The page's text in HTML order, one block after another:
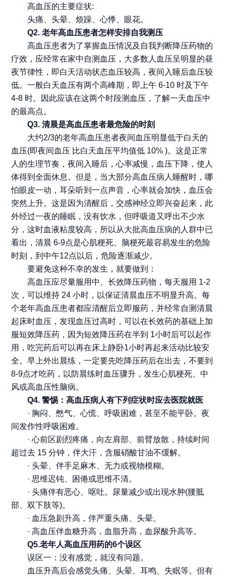
高血压的主要症状:
头痛、头晕、烦躁、心悸、眼花。
Q2. 老年高血压患者怎样安排自我测压
高血压患者为了掌握血压情况及自我判断降压药物的
疗效，应经常在家中自测血压，大多数人血压呈明显的昼
夜节律性，即白天活动状态血压较高，夜间入睡后血压较
低。一般白天血压有两个高峰期，即上午 6-10 时及下午
4-8 时。因此应该在这两个时段测血压，了解一天血压中
的最高点。
Q3. 清晨是高血压患者最危险的时刻
大约2/3的老年高血压患者夜间血压明显低于白天的
血压(即夜间血压 比白天血压平均值低 10% )。这是正常
人的生理节奏，夜间入睡后，心率减慢，血压下降，使人
体得到全面休息。但是，当大部分高血压病人睡醒时，哪
怕眼皮一动，耳朵听到一点声音，心率就会加快，血压会
突然上升。这是因为清醒后，交感神经立即兴奋起来，此
外经过一夜的睡眠，没有饮水，但呼吸道又呼出不少水
分，这时血液粘度较高，所以从大批高血压病的人群中已
看出，清晨 6-9点是心肌梗死、脑梗死最容易发生的危险
时刻，到中午12点以后，危险逐渐减少。
要避免这种不幸的发生，就要做到：
高血压应尽量服用中、长效降压药物，每天服用 1-2
次，可以维持 24 小时，以保证清晨血压不明显升高。每
个老年高血压患者都应清醒后立即服药，并经常自测清晨
起床时血压，发现血压过高时，可以在长效药的基础上加
服短效降压药，因为短效降压药在半到 1小时后可以起作
用，吃完药后可以再在床上静卧1小时再起来活动比较安
全。早上外出晨练，一定要先吃降压药后在出去，不要到
8-9点才吃药，以防晨练时血压骤升，发生心肌梗死、中
风或高血压性脑病。
Q4. 警惕：高血压病人有下列症状时应去医院就医
· 胸闷、憋气、心慌、呼吸困难，甚至不能平卧。夜
间发作性呼吸困难。
· 心前区剧烈疼痛，向左肩部、前臂放散，持续时间
超过去 15 分钟，伴大汗，含服硝酸甘油不缓解。
· 头晕、伴手足麻木、无力或视物模糊。
· 思维迟钝、困倦或思维不清。
· 头痛伴有恶心、呕吐。尿量减少或出现水肿(腰胝
部、双下肢等)。
· 血压急剧升高，伴严重头痛、头晕。
· 高血压伴血糖升高，血脂升高，血尿酸升高等。
Q5.老年人高血压用药的6个误区
误区一：没有感觉，就没有问题。
血压升高后会感觉头痛、头晕、耳鸣、失眠等。但有